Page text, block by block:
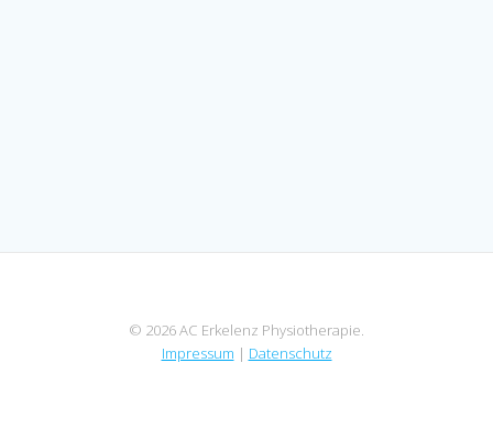
© 2026 AC Erkelenz Physiotherapie.
Impressum | Datenschutz